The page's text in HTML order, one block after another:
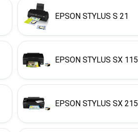
EPSON STYLUS S 21
EPSON STYLUS SX 115
EPSON STYLUS SX 215